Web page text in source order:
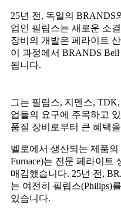
25년 전, 독일의 BRANDS
업인 필립스는 새로운 소
장비의 개발은 페라이트
이 과정에서 BRANDS
됩니다.
그는 필립스, 지멘스,
업들의 요구에 주목하고
품질 장비로부터 큰 혜택
벨로에서 생산되는 제품
Furnace)는 전문 페라이트
매김했습니다. 25년 전,
는 여전히 필립스(Philips)
있습니다.